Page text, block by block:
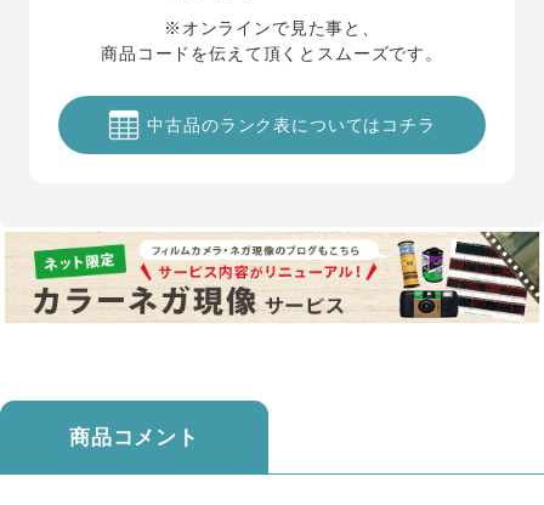
※オンラインで見た事と、
商品コードを伝えて頂くとスムーズです。
中古品のランク表についてはコチラ
商品コメント